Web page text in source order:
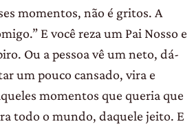
momentos, não é gritos. A
E você reza um Pai Nosso e
Ou a pessoa vê um neto, dá-
um pouco cansado, vira e
momentos que queria que
todo o mundo, daquele jeito. E